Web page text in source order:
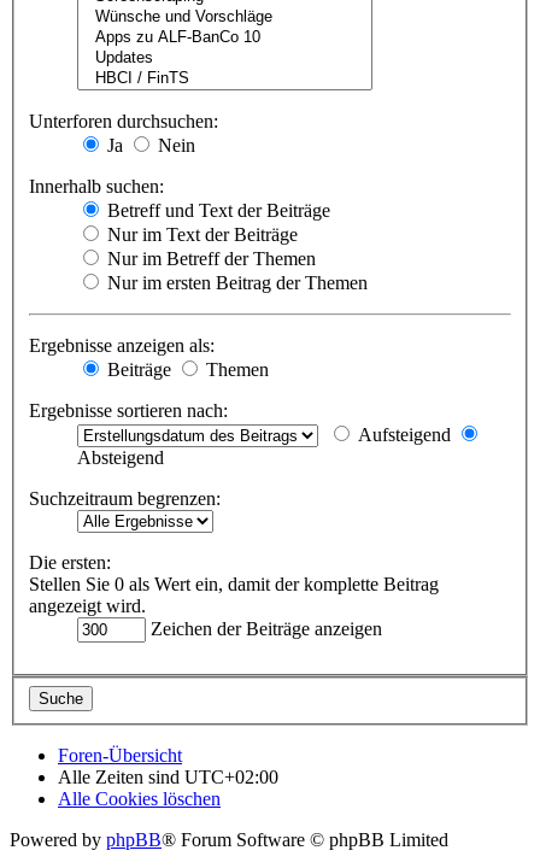
Unterforen durchsuchen:
Ja
Nein
Innerhalb suchen:
Betreff und Text der Beiträge
Nur im Text der Beiträge
Nur im Betreff der Themen
Nur im ersten Beitrag der Themen
Ergebnisse anzeigen als:
Beiträge
Themen
Ergebnisse sortieren nach:
Aufsteigend
Absteigend
Suchzeitraum begrenzen:
Die ersten:
Stellen Sie 0 als Wert ein, damit der komplette Beitrag
angezeigt wird.
Zeichen der Beiträge anzeigen
Foren-Übersicht
Alle Zeiten sind UTC+02:00
Alle Cookies löschen
Powered by phpBB® Forum Software © phpBB Limited